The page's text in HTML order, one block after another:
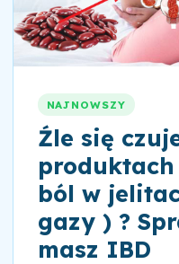
NAJNOWSZY
Źle się
ból w
gazy ) ?
masz IBD